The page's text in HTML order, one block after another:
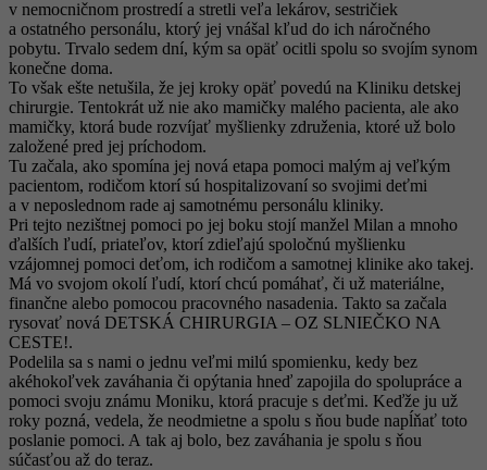
v nemocničnom prostredí a stretli veľa lekárov, sestričiek
a ostatného personálu, ktorý jej vnášal kľud do ich náročného
pobytu. Trvalo sedem dní, kým sa opäť ocitli spolu so svojím synom
konečne doma.
To však ešte netušila, že jej kroky opäť povedú na Kliniku detskej
chirurgie. Tentokrát už nie ako mamičky malého pacienta, ale ako
mamičky, ktorá bude rozvíjať myšlienky združenia, ktoré už bolo
založené pred jej príchodom.
Tu začala, ako spomína jej nová etapa pomoci malým aj veľkým
pacientom, rodičom ktorí sú hospitalizovaní so svojimi deťmi
a v neposlednom rade aj samotnému personálu kliniky.
Pri tejto nezištnej pomoci po jej boku stojí manžel Milan a mnoho
ďalších ľudí, priateľov, ktorí zdieľajú spoločnú myšlienku
vzájomnej pomoci deťom, ich rodičom a samotnej klinike ako takej.
Má vo svojom okolí ľudí, ktorí chcú pomáhať, či už materiálne,
finančne alebo pomocou pracovného nasadenia. Takto sa začala
rysovať nová DETSKÁ CHIRURGIA – OZ SLNIEČKO NA
CESTE!.
Podelila sa s nami o jednu veľmi milú spomienku, kedy bez
akéhokoľvek zaváhania či opýtania hneď zapojila do spolupráce a
pomoci svoju známu Moniku, ktorá pracuje s deťmi. Keďže ju už
roky pozná, vedela, že neodmietne a spolu s ňou bude napĺňať toto
poslanie pomoci. A tak aj bolo, bez zaváhania je spolu s ňou
súčasťou až do teraz.